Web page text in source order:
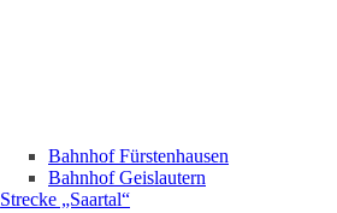
Bahnhof Fürstenhausen
Bahnhof Geislautern
Strecke „Saartal“